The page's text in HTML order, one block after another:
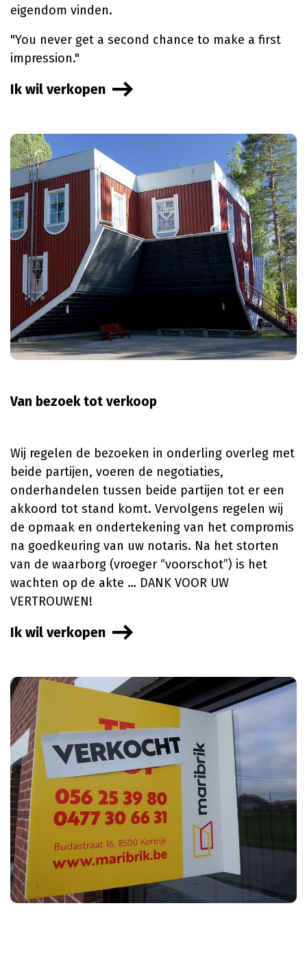
eigendom vinden.
"You never get a second chance to make a first
impression."
Ik wil verkopen
Van bezoek tot verkoop
Wij regelen de bezoeken in onderling overleg met
beide partijen, voeren de negotiaties,
onderhandelen tussen beide partijen tot er een
akkoord tot stand komt. Vervolgens regelen wij
de opmaak en ondertekening van het compromis
na goedkeuring van uw notaris. Na het storten
van de waarborg (vroeger “voorschot”) is het
wachten op de akte … DANK VOOR UW
VERTROUWEN!
Ik wil verkopen